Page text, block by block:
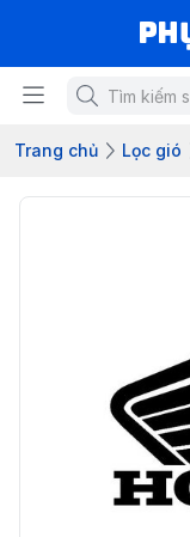
Trang chủ Lọc gió